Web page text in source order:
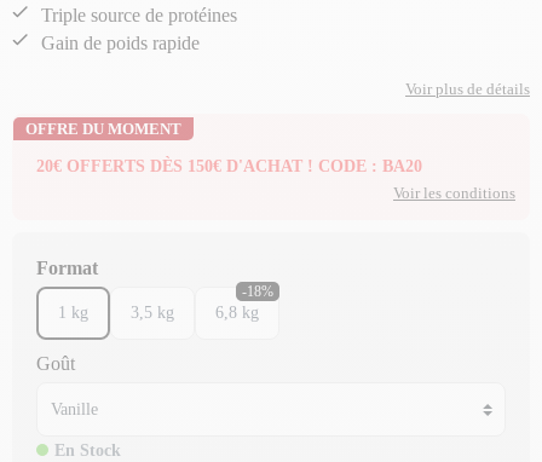
Triple source de protéines
Gain de poids rapide
Voir plus de détails
OFFRE DU MOMENT
20€ OFFERTS DÈS 150€ D'ACHAT ! CODE : BA20
Voir les conditions
Format
1 kg 3,5 kg
-18%
6,8 kg
Goût
En Stock